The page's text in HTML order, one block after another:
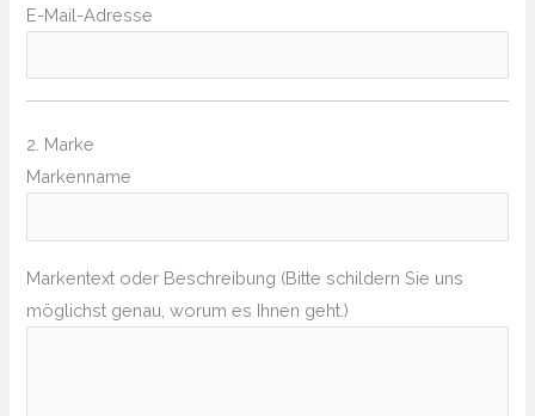
E-Mail-Adresse
2. Marke
Markenname
Markentext oder Beschreibung (Bitte schildern Sie uns
möglichst genau, worum es Ihnen geht.)